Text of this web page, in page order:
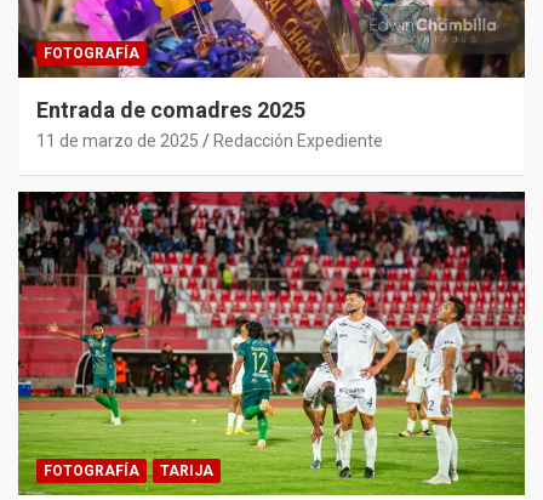
FOTOGRAFÍA
Entrada de comadres 2025
11 de marzo de 2025 Redacción Expediente
FOTOGRAFÍA TARIJA